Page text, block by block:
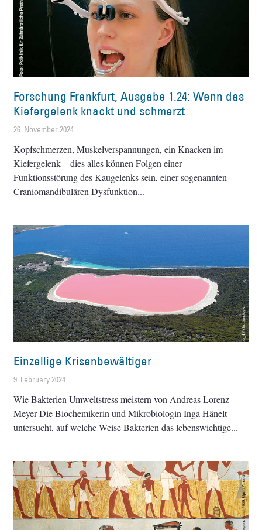
Forschung Frankfurt, Ausgabe 1.24: Wenn das
Kiefergelenk knackt und schmerzt
26. November 2024
Kopfschmerzen, Muskelverspannungen, ein Knacken im
Kiefergelenk – dies alles können Folgen einer
Funktionsstörung des Kaugelenks sein, einer sogenannten
Craniomandibulären Dysfunktion
Einzellige Krisenbewältiger
9. February 2024
Wie Bakterien Umweltstress meistern von Andreas Lorenz-
Meyer Die Biochemikerin und Mikrobiologin Inga Hänelt
untersucht, auf welche Weise Bakterien das lebenswichtige